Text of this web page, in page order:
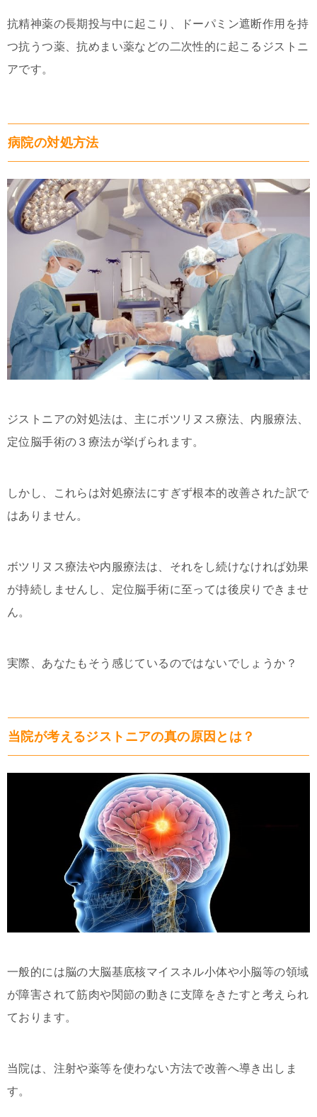
抗精神薬の長期投与中に起こり、ドーパミン遮断作用を持
つ抗うつ薬、抗めまい薬などの二次性的に起こるジストニ
アです。
病院の対処方法
ジストニアの対処法は、主にボツリヌス療法、内服療法、
定位脳手術の３療法が挙げられます。
しかし、これらは対処療法にすぎず根本的改善された訳で
はありません。
ボツリヌス療法や内服療法は、それをし続けなければ効果
が持続しませんし、定位脳手術に至っては後戻りできませ
ん。
実際、あなたもそう感じているのではないでしょうか？
当院が考えるジストニアの真の原因とは？
一般的には脳の大脳基底核マイスネル小体や小脳等の領域
が障害されて筋肉や関節の動きに支障をきたすと考えられ
ております。
当院は、注射や薬等を使わない方法で改善へ導き出しま
す。